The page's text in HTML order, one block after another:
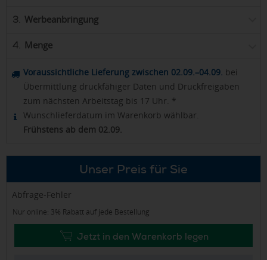
3. Werbeanbringung
4. Menge
Voraussichtliche Lieferung zwischen 02.09.–04.09. bei
Übermittlung druckfähiger Daten und Druckfreigaben
zum nächsten Arbeitstag bis 17 Uhr. *
Wunschlieferdatum im Warenkorb wählbar.
Frühstens ab dem 02.09.
Unser Preis für Sie
Abfrage-Fehler
Nur online: 3% Rabatt auf jede Bestellung
Jetzt in den Warenkorb legen